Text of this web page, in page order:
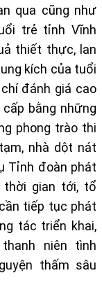
qua cũng như
trẻ tỉnh Vĩnh
thiết thực, lan
kích của tuổi
đánh giá cao
bằng những
phong trào thi
nhà dột nát
Tỉnh đoàn phát
thời gian tới, tổ
tiếp tục phát
tác triển khai,
niên tình
thấm sâu